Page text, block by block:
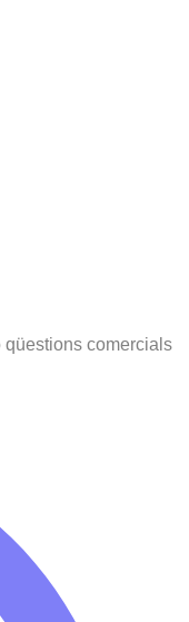
qüestions comercials